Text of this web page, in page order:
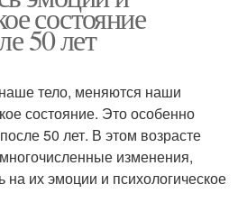
состояние
50 лет
тело, меняются наши
состояние. Это особенно
50 лет. В этом возрасте
изменения,
на их эмоции и психологическое